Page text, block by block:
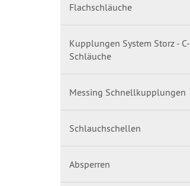
Flachschläuche
Kupplungen System Storz - C-
Schläuche
Messing Schnellkupplungen
Schlauchschellen
Absperren